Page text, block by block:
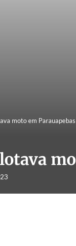
moto em Parauapebas